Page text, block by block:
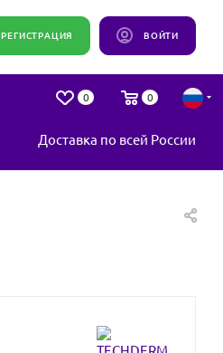
ВОЙТИ
РЕГИСТРАЦИЯ
0 0
Доставка по всей России